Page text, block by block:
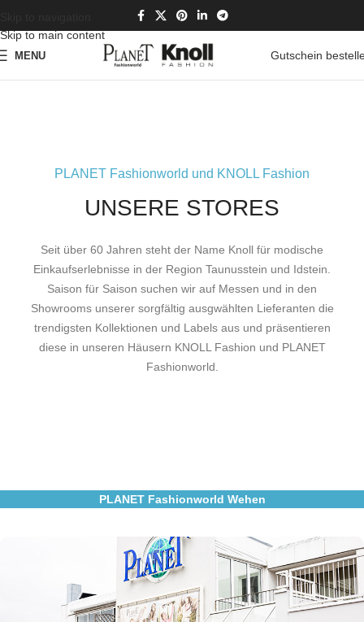
Skip to main content
MENU Gutschein
PLANET Fashionworld und KNOLL Fashion
UNSERE STORES
Seit über 60 Jahren steht der Name Knoll für modische
Einkaufserlebnisse in der Region Taunusstein und Idstein.
Saison für Saison suchen wir auf Messen und in den
Showrooms unserer sorgfältig ausgwählten Lieferanten die
trendigsten Kollektionen und Labels aus und präsentieren
diese in unseren Häusern KNOLL Fashion und PLANET
Fashionworld.
PLANET Fashionworld Wehen
Besuchen Sie uns in Wehen
Planet Fashionworld